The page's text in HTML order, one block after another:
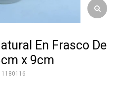
En Frasco De
x 9cm